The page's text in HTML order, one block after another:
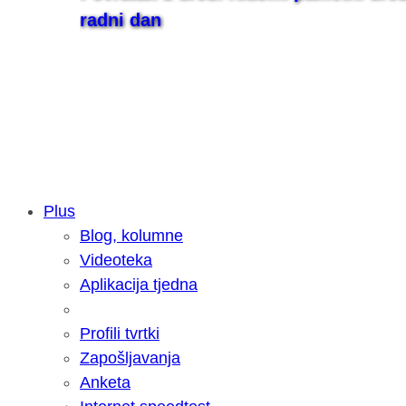
radni dan
Samsung otkrio kako je nastajala
razvoja donijelo tanje i izdržljivije
Plus
Blog, kolumne
Videoteka
Aplikacija tjedna
Profili tvrtki
Zapošljavanja
Anketa